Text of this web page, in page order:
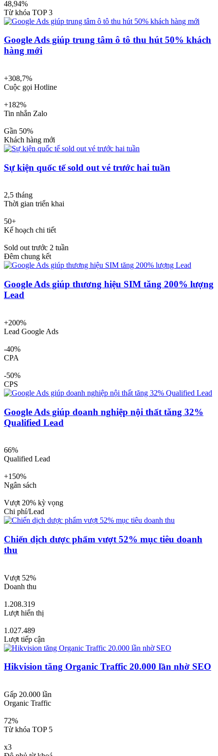
48,94%
Từ khóa TOP 3
Google Ads giúp trung tâm ô tô thu hút 50% khách
hàng mới
+308,7%
Cuộc gọi Hotline
+182%
Tin nhắn Zalo
Gần 50%
Khách hàng mới
Sự kiện quốc tế sold out vé trước hai tuần
2,5 tháng
Thời gian triển khai
50+
Kế hoạch chi tiết
Sold out trước 2 tuần
Đêm chung kết
Google Ads giúp thương hiệu SIM tăng 200% lượng
Lead
+200%
Lead Google Ads
-40%
CPA
-50%
CPS
Google Ads giúp doanh nghiệp nội thất tăng 32%
Qualified Lead
66%
Qualified Lead
+150%
Ngân sách
Vượt 20% kỳ vọng
Chi phí/Lead
Chiến dịch dược phẩm vượt 52% mục tiêu doanh
thu
Vượt 52%
Doanh thu
1.208.319
Lượt hiển thị
1.027.489
Lượt tiếp cận
Hikvision tăng Organic Traffic 20.000 lần nhờ SEO
Gấp 20.000 lần
Organic Traffic
72%
Từ khóa TOP 5
x3